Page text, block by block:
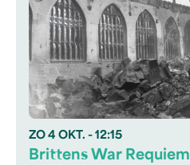
ZO 4 OKT. - 12:15
Brittens War Requiem